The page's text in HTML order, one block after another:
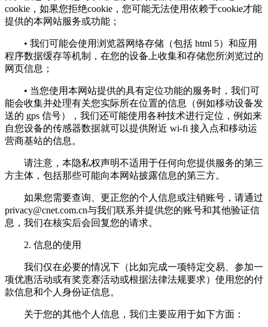
cookie，如果您拒绝cookie，您可能无法使用依赖于cookie才能
提供的本网站服务或功能；
• 我们可能会使用浏览器网络存储（包括 html 5）和应用
程序数据缓存等机制，在您的设备上收集和存储您所浏览过的
网页信息；
• 当您使用本网站提供的具有定位功能的服务时，我们可
能会收集并处理有关您实际所在位置的信息（例如移动设备发
送的 gps 信号），我们还可能使用各种技术进行定位，例如来
自您设备的传感器数据就可以提供附近 wi-fi 接入点和移动运
营商基站的信息。
请注意，本隐私权声明不适用于任何向您提供服务的第三
方主体，包括那些可能向本网站披露信息的第三方。
如果您需要查询、更正您的个人信息或注销账号，请通过
privacy@cnet.com.cn与我们联系并提供您的账号和其他验证信
息，我们在核实后会回复您的请求。
2. 信息的使用
我们仅在必要的情况下（比如完成一项特定交易、参加一
项优惠活动或有奖竞赛活动或根据法律法规要求）使用您的付
款信息和个人身份证信息。
关于您的其他个人信息，我们主要应用于如下方面：